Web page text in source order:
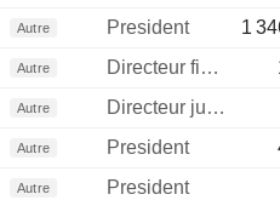
Autre President
1
Autre Directeur financier
Autre
Directeur juridique
Autre President
Autre
President